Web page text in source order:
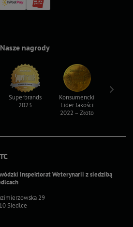
Inspektorat Weterynarii z siedzibą
29
Siedlce
Nasze nagrody
Superbrands
2023
Konsumencki
Lider Jakości
2022 – Złoto